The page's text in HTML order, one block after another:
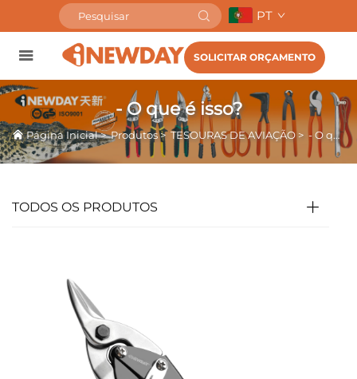
PT
SOLICITAR ORÇAMENTO
- O que é isso?
Página Inicial>Produtos>TESOURAS DE AVIAÇÃO > - O que é isso?
TODOS OS PRODUTOS